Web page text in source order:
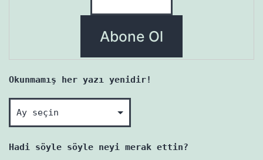
Okunmamış her yazı yenidir!
Okunmamış
her
yazı
Hadi söyle söyle neyi merak ettin?